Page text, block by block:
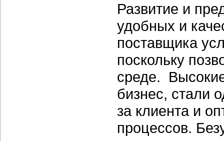
Развитие и
удобных и
поставщика
поскольку
среде.
бизнес, стали
за клиента и
процессов.